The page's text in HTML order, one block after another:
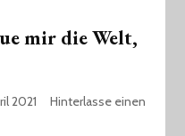
mir die Welt,
2021
Hinterlasse einen